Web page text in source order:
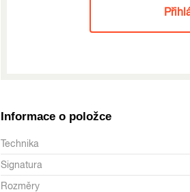
Informace o položce
Technika
Signatura
Rozměry